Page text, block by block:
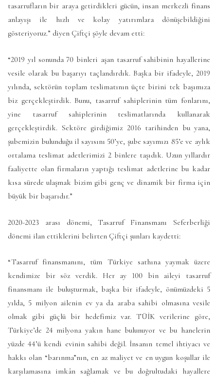
tasarrufların bir araya getirdikleri gücün, insan merkezli finans
anlayışı ile hızlı ve kolay yatırımlara dönüşebildiğini
gösteriyoruz.” diyen Çiftçi şöyle devam etti:
“2019 yıl sonunda 70 binleri aşan tasarruf sahibinin hayallerine
vesile olarak bu başarıyı taçlandırdık. Başka bir ifadeyle, 2019
yılında, sektörün toplam teslimatının üçte birini tek başımıza
biz gerçekleştirdik. Bunu, tasarruf sahiplerinin tüm fonlarını,
yine tasarruf sahiplerinin teslimatlarında kullanarak
gerçekleştirdik. Sektöre girdiğimiz 2016 tarihinden bu yana,
şubemizin bulunduğu il sayısını 50’ye, şube sayımızı 85’e ve aylık
ortalama teslimat adetlerimizi 2 binlere taşıdık. Uzun yıllardır
faaliyette olan firmaların yaptığı teslimat adetlerine bu kadar
kısa sürede ulaşmak bizim gibi genç ve dinamik bir firma için
büyük bir başarıdır.”
2020-2023 arası dönemi, Tasarruf Finansmanı Seferberliği
dönemi ilan ettiklerini belirten Çiftçi şunları kaydetti:
“Tasarruf finansmanını, tüm Türkiye sathına yaymak üzere
kendimize bir söz verdik. Her ay 100 bin aileyi tasarruf
finansmanı ile buluşturmak, başka bir ifadeyle, önümüzdeki 5
yılda, 5 milyon ailenin ev ya da araba sahibi olmasına vesile
olmak gibi güçlü bir hedefimiz var. TÜİK verilerine göre,
Türkiye’de 24 milyona yakın hane bulunuyor ve bu hanelerin
yüzde 44’ü kendi evinin sahibi değil. İnsanın temel ihtiyacı ve
hakkı olan “barınma”nın, en az maliyet ve en uygun koşullar ile
karşılamasına imkân sağlamak ve bu doğrultudaki hayallere